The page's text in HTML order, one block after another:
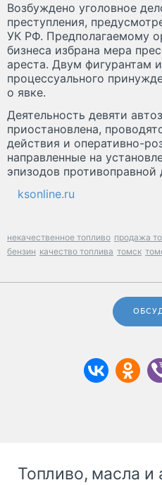
Возбуждено уголовное
преступления,
УК РФ. Предполагаемому
бизнеса избрана мера
ареста. Двум фигурантам
процессуального
о явке.
Деятельность девяти
приостановлена,
действия и оперативно-
направленные на
эпизодов противоправной
ksonline.ru
некачественное топливо продажа
бензин качество топлива томск
Топливо, масла и